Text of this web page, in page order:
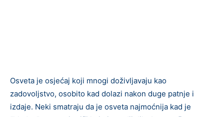
Osveta je osjećaj koji mnogi doživljavaju kao
zadovoljstvo, osobito kad dolazi nakon duge patnje i
izdaje. Neki smatraju da je osveta najmoćnija kad je